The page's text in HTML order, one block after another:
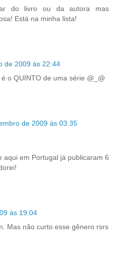
do livro ou da autora mas
Está na minha lista!
de 2009 às 22:44
o QUINTO de uma série @_@
de 2009 às 03:35
aqui em Portugal já publicaram 6
às 19:04
Mas não curto esse gênero rsrs